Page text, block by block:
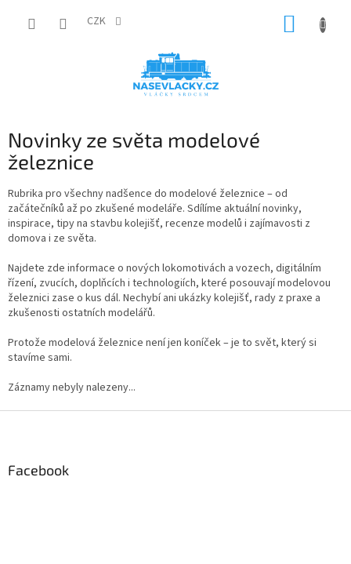
CZK
Novinky ze světa modelové
železnice
Rubrika pro všechny nadšence do modelové železnice – od
začátečníků až po zkušené modeláře. Sdílíme aktuální novinky,
inspirace, tipy na stavbu kolejišť, recenze modelů i zajímavosti z
domova i ze světa.
Najdete zde informace o nových lokomotivách a vozech, digitálním
řízení, zvucích, doplňcích i technologiích, které posouvají modelovou
železnici zase o kus dál. Nechybí ani ukázky kolejišť, rady z praxe a
zkušenosti ostatních modelářů.
Protože modelová železnice není jen koníček – je to svět, který si
stavíme sami.
Záznamy nebyly nalezeny...
Facebook